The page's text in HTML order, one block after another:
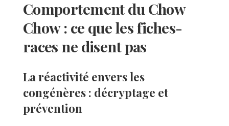
Comportement du Chow
Chow : ce que les fiches-
races ne disent pas
La réactivité envers les
congénères : décryptage et
prévention